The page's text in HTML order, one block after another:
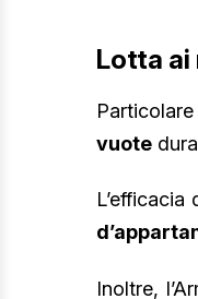
Lotta ai
vuote
Inoltre,